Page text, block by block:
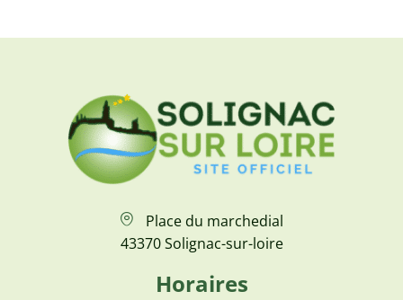
Place du marchedial
43370 Solignac-sur-loire
Horaires